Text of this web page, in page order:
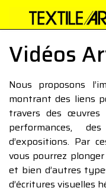
Vidéos
Nous proposons
montrant des liens
travers des œuvres
performances,
d’expositions. Par
vous pourrez
et bien d’autres
d’écritures visuelles